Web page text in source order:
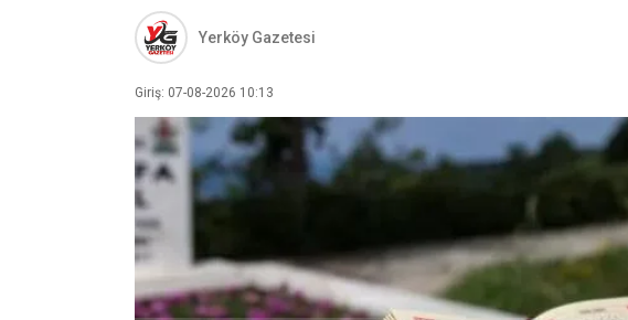
Yerköy Gazetesi
Giriş: 07-08-2026 10:13